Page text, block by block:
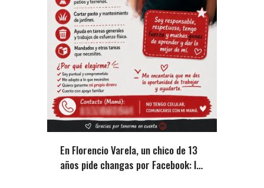
En Florencio Varela, un chico de 13
años pide changas por Facebook: la